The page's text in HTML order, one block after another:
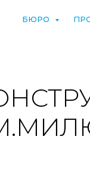
БЮРО